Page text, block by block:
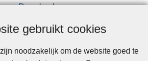
gebruikt cookies
noodzakelijk om de website goed te
Downloads